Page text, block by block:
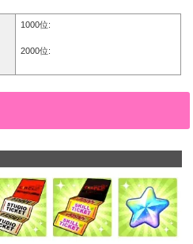
1000位:
2000位: